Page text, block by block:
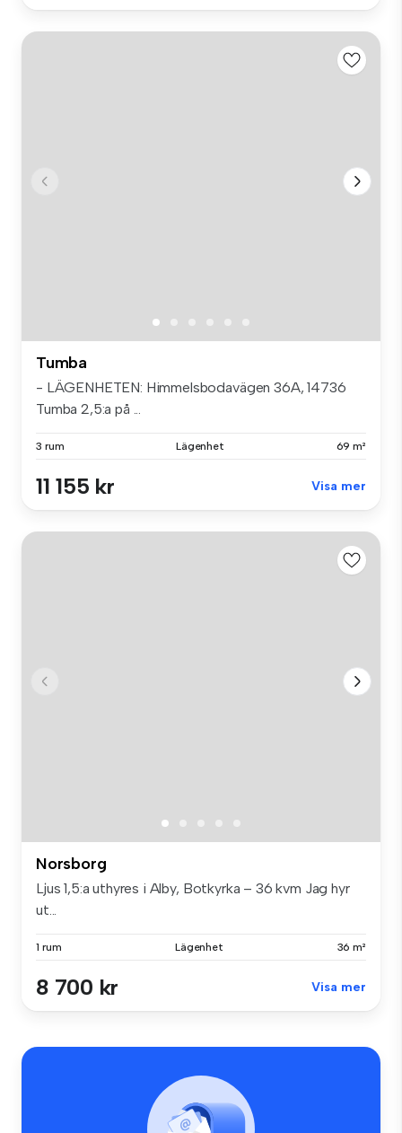
Tumba
- LÄGENHETEN: Himmelsbodavägen 36A, 14736
Tumba 2,5:a på ...
3 rum Lägenhet 69 m²
11 155 kr Visa mer
Norsborg
Ljus 1,5:a uthyres i Alby, Botkyrka – 36 kvm Jag hyr
ut...
1 rum Lägenhet 36 m²
8 700 kr Visa mer